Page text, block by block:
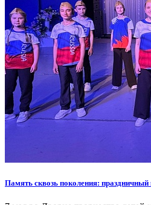
Память сквозь поколения: